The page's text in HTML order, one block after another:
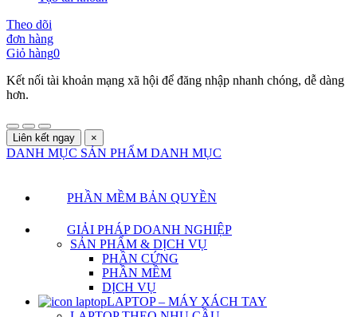
Theo dõi
đơn hàng
Giỏ hàng0
Kết nối tài khoản mạng xã hội để đăng nhập nhanh chóng, dễ dàng
hơn.
Liên kết ngay ×
DANH MỤC SẢN PHẨM DANH MỤC
PHẦN MỀM BẢN QUYỀN
GIẢI PHÁP DOANH NGHIỆP
SẢN PHẨM & DỊCH VỤ
PHẦN CỨNG
PHẦN MỀM
DỊCH VỤ
LAPTOP – MÁY XÁCH TAY